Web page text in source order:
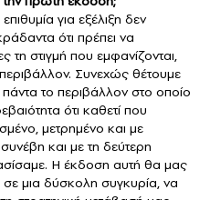
για εξέλιξη δεν
ότι πρέπει να
τη στιγμή που εμφανίζονται,
Συνεχώς θέτουμε
το περιβάλλον στο οποίο
ότι καθετί που
μετρημένο και με
και με τη δεύτερη
Η έκδοση αυτή θα μας
μια δύσκολη συγκυρία, να